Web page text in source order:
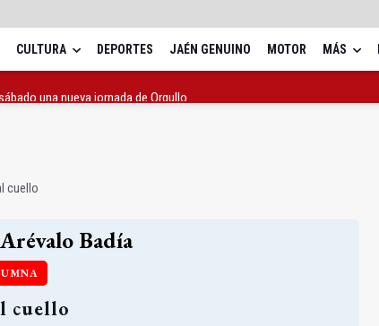
CULTURA DEPORTES JAÉN GENUINO MOTOR MÁS
cuello
Badía
cuello